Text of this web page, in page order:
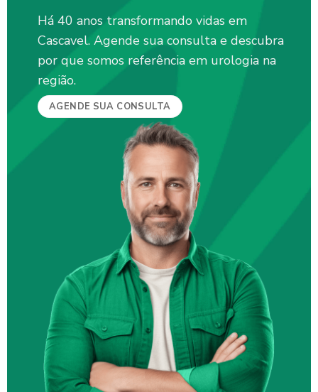
Há 40 anos transformando vidas em
Cascavel. Agende sua consulta e descubra
por que somos referência em urologia na
região.
AGENDE SUA CONSULTA